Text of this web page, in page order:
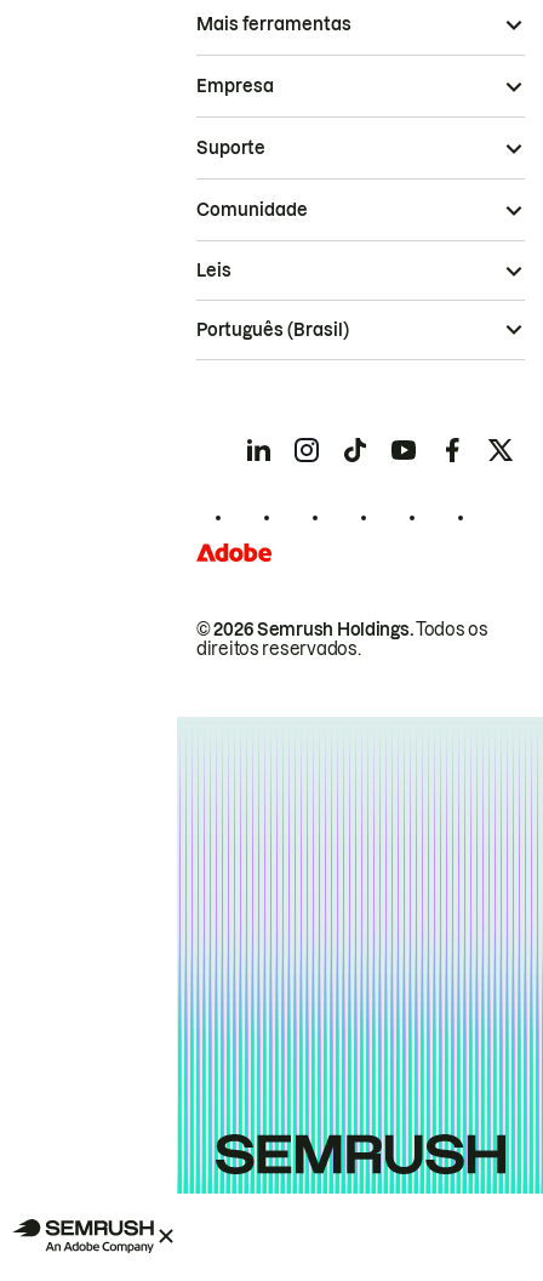
Mais ferramentas
Empresa
Suporte
Comunidade
© 2026 Semrush Holdings.Todos os
direitos reservados.
Leis
Português (Brasil)